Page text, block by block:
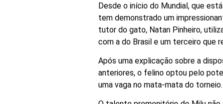
Desde o início do Mundial, que
tem demonstrado um
tutor do gato, Natan Pinheiro,
com a do Brasil e um terceiro que
Após uma explicação sobre a
anteriores, o felino optou pelo
uma vaga no mata-mata do torneio.